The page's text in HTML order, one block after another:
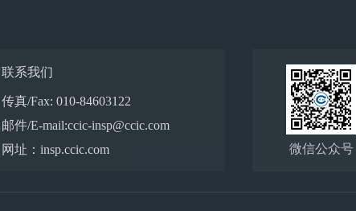
联系我们
传真/Fax: 010-84603122
邮件/E-mail:ccic-insp@ccic.com
网址：insp.ccic.com
微信公众号